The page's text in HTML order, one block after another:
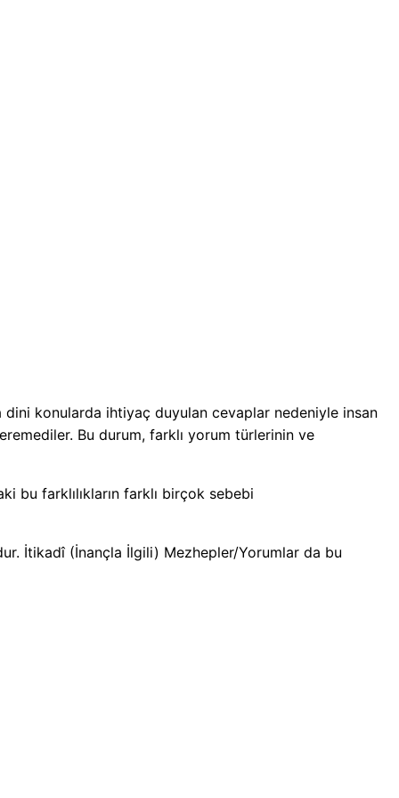
dini konularda ihtiyaç duyulan cevaplar nedeniyle insan
Bu durum, farklı yorum türlerinin ve
bu farklılıkların farklı birçok sebebi
İtikadî (İnançla İlgili) Mezhepler/Yorumlar da bu